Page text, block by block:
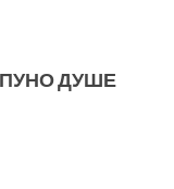
ДУШЕ